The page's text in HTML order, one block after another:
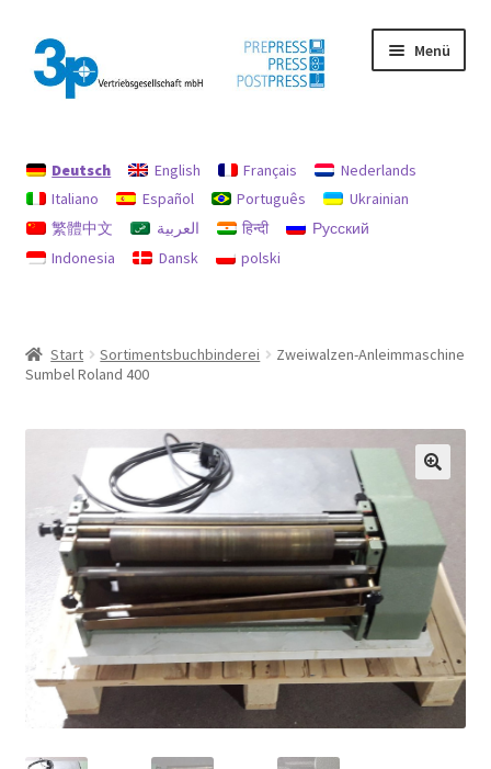
Zur
Navigation
springen
Zum
Inhalt
springen
Menü
Datenschutz
Gebrauchtmaschinen
Deutsch English Français
Nederlands
Italiano
Español Português
Ukrainian
繁體中文
العربية हिन्दी
Русский
Indonesia
Dansk polski
Start Sortimentsbuchbinderei
Zweiwalzen-Anleimmaschine
Sumbel Roland 400